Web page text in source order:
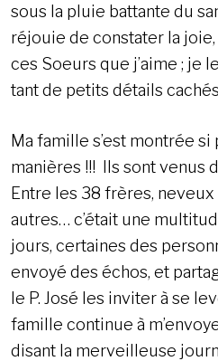
sous la pluie battante du
réjouie de constater la
ces Soeurs que j’aime ; je
tant de petits détails
Ma famille s’est montrée
manières !!! Ils sont venus
Entre les 38 frères,
autres… c’était une
jours, certaines des
envoyé des échos, et
le P. José les inviter à se
famille continue à
disant la merveilleuse